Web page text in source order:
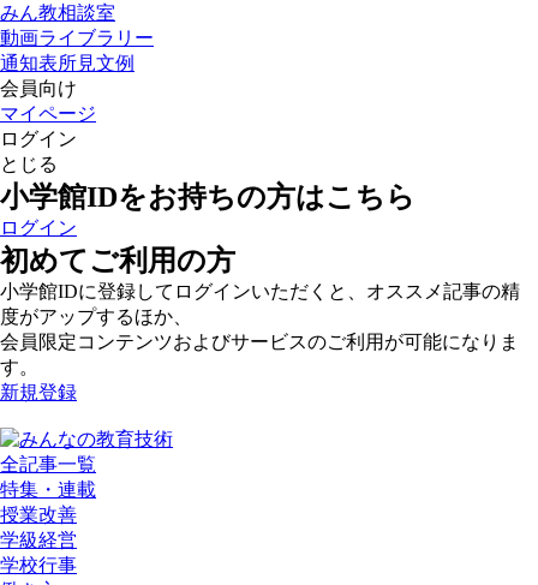
みん教相談室
動画ライブラリー
通知表所見文例
会員向け
マイページ
ログイン
とじる
小学館IDをお持ちの方はこちら
ログイン
初めてご利用の方
小学館IDに登録してログインいただくと、オススメ記事の精
度がアップするほか、
会員限定コンテンツおよびサービスのご利用が可能になりま
す。
新規登録
全記事一覧
特集・連載
授業改善
学級経営
学校行事